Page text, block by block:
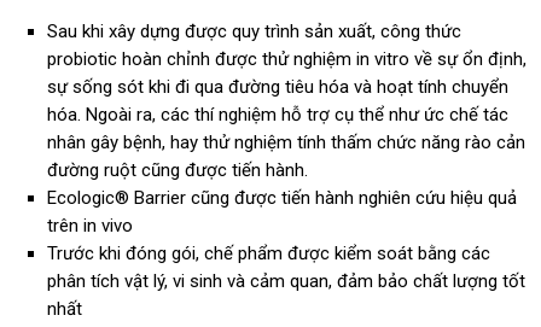
Sau khi xây dựng được quy trình sản xuất, công thức
probiotic hoàn chỉnh được thử nghiệm in vitro về sự ổn định,
sự sống sót khi đi qua đường tiêu hóa và hoạt tính chuyển
hóa. Ngoài ra, các thí nghiệm hỗ trợ cụ thể như ức chế tác
nhân gây bệnh, hay thử nghiệm tính thấm chức năng rào cản
đường ruột cũng được tiến hành.
Ecologic® Barrier cũng được tiến hành nghiên cứu hiệu quả
trên in vivo
Trước khi đóng gói, chế phẩm được kiểm soát bằng các
phân tích vật lý, vi sinh và cảm quan, đảm bảo chất lượng tốt
nhất